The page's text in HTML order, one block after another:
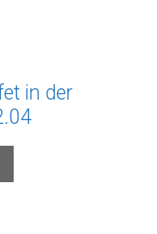
in der